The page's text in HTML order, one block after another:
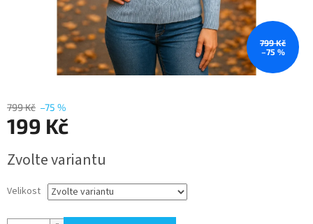
799 Kč
–75 %
799 Kč –75 %
199 Kč
cena:
Zvolte variantu
Velikost